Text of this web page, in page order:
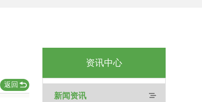
返回
资讯中心
新闻资讯